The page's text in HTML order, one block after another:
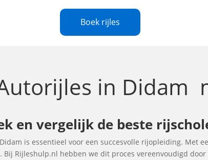
Boek rijles
in Didam
en vergelijk de beste
is essentieel voor een succesvolle rijopleiding. Met
Rijleshulp.nl hebben we dit proces vereenvoudigd